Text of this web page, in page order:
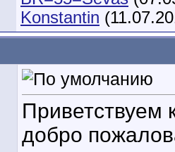
Konstantin
Приветствуем
добро